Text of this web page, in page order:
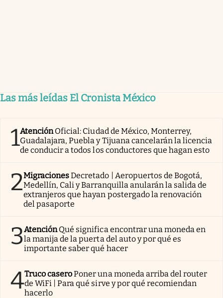
Las más leídas El Cronista México
1AtenciónOficial: Ciudad de México, Monterrey,
Guadalajara, Puebla y Tijuana cancelarán la licencia
de conducir a todos los conductores que hagan esto
2MigracionesDecretado | Aeropuertos de Bogotá,
Medellín, Cali y Barranquilla anularán la salida de
extranjeros que hayan postergado la renovación
del pasaporte
3AtenciónQué significa encontrar una moneda en
la manija de la puerta del auto y por qué es
importante saber qué hacer
4Truco caseroPoner una moneda arriba del router
de WiFi | Para qué sirve y por qué recomiendan
hacerlo